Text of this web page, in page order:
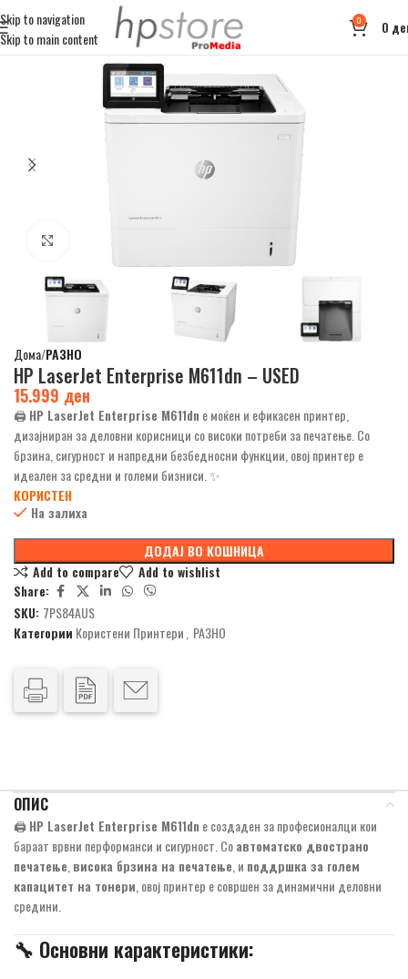
Skip to navigation
Skip to main content
0 0
Дома РАЗНО
HP LaserJet Enterprise M611dn – USED
15.999 ден
🖨️ HP LaserJet Enterprise M611dn е моќен и ефикасен принтер,
дизајниран за деловни корисници со високи потреби за печатење. Со
брзина, сигурност и напредни безбедносни функции, овој принтер е
идеален за средни и големи бизниси. ✨
КОРИСТЕН
На залиха
ДОДАЈ ВО КОШНИЦА
Add to compare
Add to wishlist
Share:
SKU: 7PS84AUS
Категории Користени Принтери РАЗНО
ОПИС
🖨️ HP LaserJet Enterprise M611dn е создаден за професионалци кои
бараат врвни перформанси и сигурност. Соавтоматско двострано
печатење висока брзина на печатење , и поддршка за голем
капацитет на тонери , овој принтер е совршен за динамични деловни
средини.
🔧 Основни карактеристики: